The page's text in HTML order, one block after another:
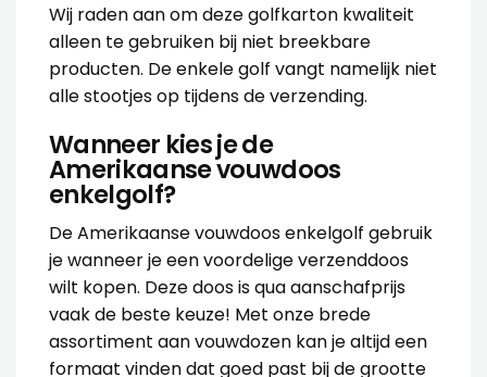
Wij raden aan om deze golfkarton kwaliteit
alleen te gebruiken bij niet breekbare
producten. De enkele golf vangt namelijk niet
alle stootjes op tijdens de verzending.
Wanneer kies je de
Amerikaanse vouwdoos
enkelgolf?
DeAmerikaanse vouwdoos enkelgolf gebruik
je wanneer je een voordelige verzenddoos
wilt kopen. Deze doos is qua aanschafprijs
vaak de beste keuze! Met onze brede
assortiment aan vouwdozen kan je altijd een
formaat vinden dat goed past bij de grootte